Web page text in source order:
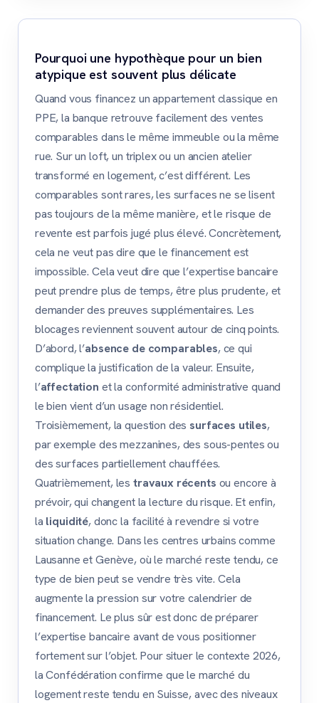
Pourquoi une hypothèque pour un bien
atypique est souvent plus délicate
Quand vous financez un appartement classique en
PPE, la banque retrouve facilement des ventes
comparables dans le même immeuble ou la même
rue. Sur un loft, un triplex ou un ancien atelier
transformé en logement, c’est différent. Les
comparables sont rares, les surfaces ne se lisent
pas toujours de la même manière, et le risque de
revente est parfois jugé plus élevé. Concrètement,
cela ne veut pas dire que le financement est
impossible. Cela veut dire que l’expertise bancaire
peut prendre plus de temps, être plus prudente, et
demander des preuves supplémentaires. Les
blocages reviennent souvent autour de cinq points.
D’abord, l’absence de comparables, ce qui
complique la justification de la valeur. Ensuite,
l’affectation et la conformité administrative quand
le bien vient d’un usage non résidentiel.
Troisièmement, la question dessurfaces utiles,
par exemple des mezzanines, des sous-pentes ou
des surfaces partiellement chauffées.
Quatrièmement, les travaux récents ou encore à
prévoir, qui changent la lecture du risque. Et enfin,
la liquidité, donc la facilité à revendre si votre
situation change. Dans les centres urbains comme
Lausanne et Genève, où le marché reste tendu, ce
type de bien peut se vendre très vite. Cela
augmente la pression sur votre calendrier de
financement. Le plus sûr est donc de préparer
l’expertise bancaire avant de vous positionner
fortement sur l’objet. Pour situer le contexte 2026,
la Confédération confirme que le marché du
logement reste tendu en Suisse, avec des niveaux